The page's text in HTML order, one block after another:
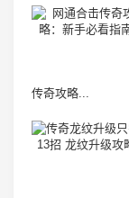
传奇攻略...